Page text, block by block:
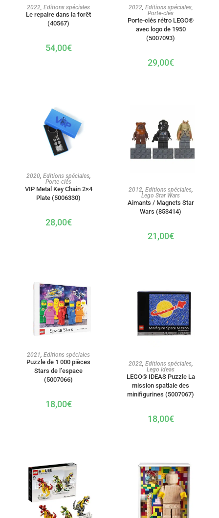
AJOUTER AU PANIER
2022 Editions spéciales
Le repaire dans la forêt
(40567)
54,00€
AJOUTER AU PANIER
2022, Editions spéciales,
Porte-clés
Porte-clés rétro LEGO®
avec logo de 1950
(5007093)
29,00€
AJOUTER AU PANIER
2020, Editions spéciales,
Porte-clés
VIP Metal Key Chain 2×4
Plate (5006330)
28,00€
AJOUTER AU PANIER
2012, Editions spéciales,
Lego Star Wars
Aimants / Magnets Star
Wars (853414)
21,00€
AJOUTER AU PANIER
2021, Editions spéciales
Puzzle de 1 000 pièces
Stars de l’espace
(5007066)
18,00€
AJOUTER AU PANIER
2022, Editions spéciales,
Lego Ideas
LEGO® IDEAS Puzzle La
mission spatiale des
minifigurines (5007067)
18,00€